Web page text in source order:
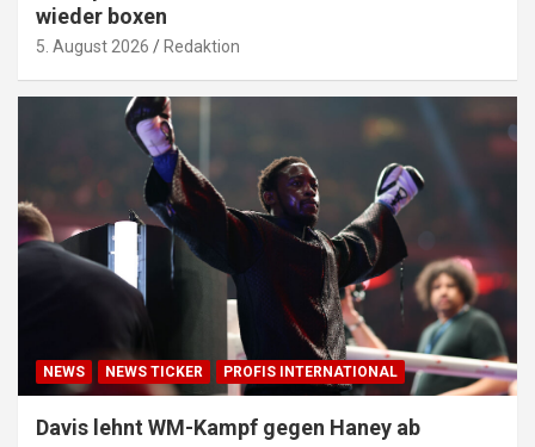
wieder boxen
5. August 2026 Redaktion
NEWS NEWS TICKER PROFIS INTERNATIONAL
Davis lehnt WM-Kampf gegen Haney ab